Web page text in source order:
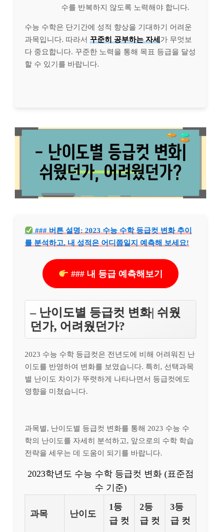
수를 반복하지 않도록 노력해야 합니다.
수능 수학은 단기간에 성적 향상을 기대하기 어려운
과목입니다. 따라서 꾸준히 공부하는 자세가 무엇보
다 중요합니다. 꾸준한 노력을 통해 목표 등급을 달성
할 수 있기를 바랍니다.
### 버튼 설명: 2023 수능 수학 등급컷 변화 추이
를 분석하고, 내 성적은 어디쯤일지 예측해 보세요!
### 내 등급 예측해보기
– 난이도별 등급컷 변화| 쉬웠
던가, 어려웠던가?
2023 수능 수학 등급컷은 전년도에 비해 어려워진 난
이도를 반영하여 변화를 보였습니다. 특히, 선택과목
별 난이도 차이가 뚜렷하게 나타나면서 등급컷에도
영향을 미쳤습니다.
과목별, 난이도별 등급컷 변화를 통해 2023 수능 수
학의 난이도를 자세히 분석하고, 앞으로의 수학 학습
전략을 세우는 데 도움이 되기를 바랍니다.
2023학년도 수능 수학 등급컷 변화 (표준점
수 기준)
과목 난이도
1등
급 컷
2등
급 컷
3등
급 컷